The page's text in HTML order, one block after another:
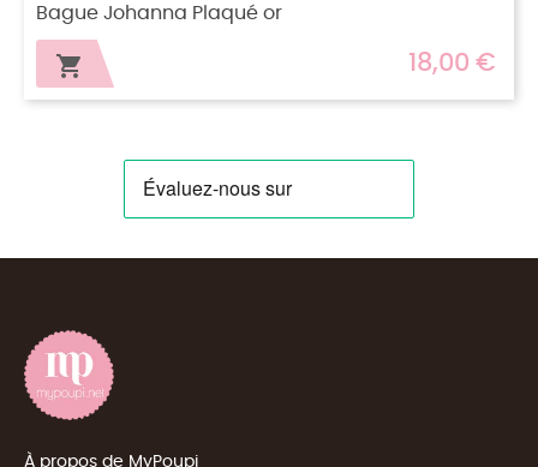
18,00 €
Bague Mon petit coeur...
À propos de MyPoupi